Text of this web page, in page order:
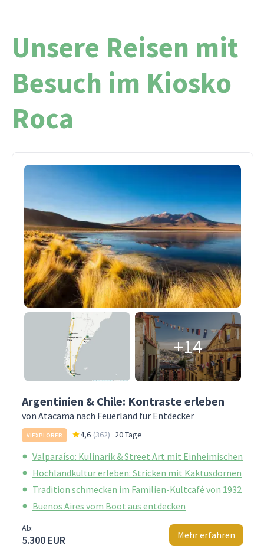
Unsere Reisen mit
Besuch im Kiosko
Roca
+14
Argentinien & Chile: Kontraste erleben
von Atacama nach Feuerland für Entdecker
VIEXPLORER 4,6 (362) 20 Tage
Valparaíso: Kulinarik & Street Art mit Einheimischen
Hochlandkultur erleben: Stricken mit Kaktusdornen
Tradition schmecken im Familien-Kultcafé von 1932
Buenos Aires vom Boot aus entdecken
Ab:
5.300 EUR Mehr erfahren